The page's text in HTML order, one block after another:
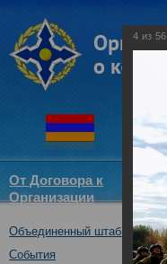
От Договора к
Организации
Объединенный штаб ОДКБ
События
4 из 56